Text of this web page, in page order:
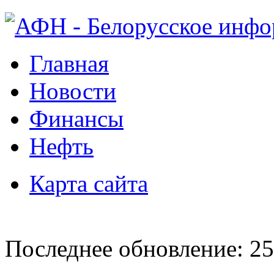
Главная
Новости
Финансы
Нефть
Карта сайта
Последнее обновление: